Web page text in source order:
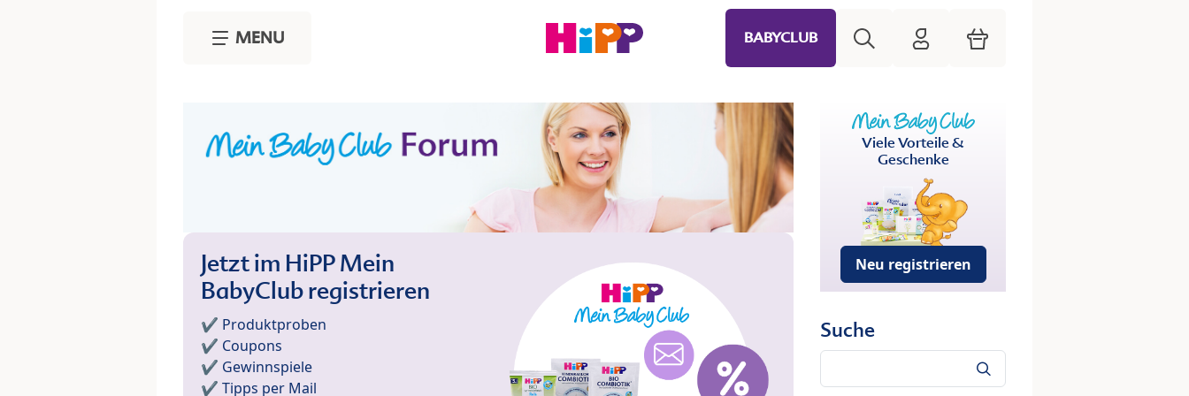
MENU BABYCLUB HiPP Mein Babyclub
Warenkorb
Jetzt im HiPP Mein
BabyClub registrieren
✔️ Produktproben
✔️ Coupons
✔️ Gewinnspiele
✔️ Tipps per Mail
Viele Vorteile &
Geschenke
Neu registrieren
Suche